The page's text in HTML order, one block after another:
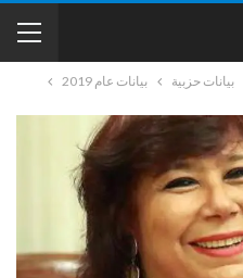
بيانات حزبية بيانات عام 2019